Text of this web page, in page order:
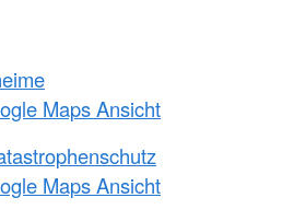
Maps Ansicht
Maps Ansicht